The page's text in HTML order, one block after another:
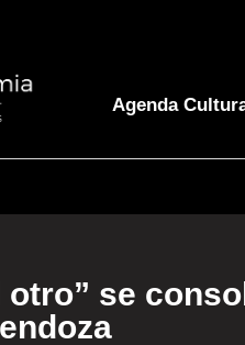
Agenda
otro” se